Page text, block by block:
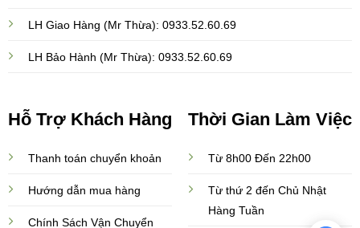
LH Giao Hàng (Mr Thừa): 0933.52.60.69
LH Bảo Hành (Mr Thừa): 0933.52.60.69
Hỗ Trợ Khách Hàng
Thanh toán chuyển khoản
Hướng dẫn mua hàng
Chính Sách Vận Chuyển
Thời Gian Làm Việc
Từ 8h00 Đến 22h00
Từ thứ 2 đến Chủ Nhật
Hàng Tuần